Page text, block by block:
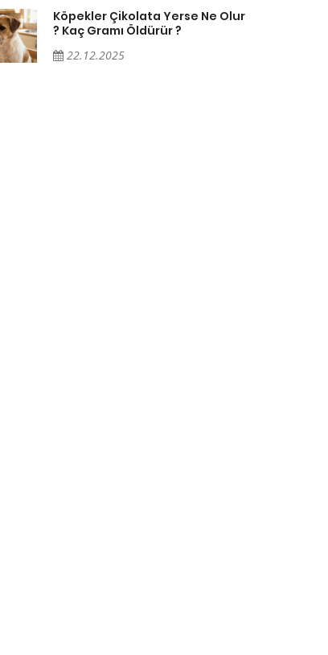
Köpekler Çikolata Yerse Ne Olur
? Kaç Gramı Öldürür ?
22.12.2025